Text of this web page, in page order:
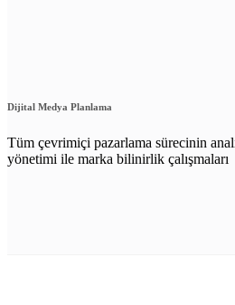
Dijital Medya Planlama
Tüm çevrimiçi pazarlama sürecinin
yönetimi ile marka bilinirlik çalışmaları